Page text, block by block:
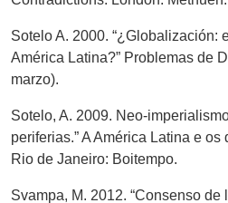
Sotelo A. 2000. “¿Globalización:
América Latina?” Problemas de
marzo).
Sotelo, A. 2009. Neo-
periferias.” A América Latina e
Rio de Janeiro: Boitempo.
Svampa, M. 2012. “Consenso de